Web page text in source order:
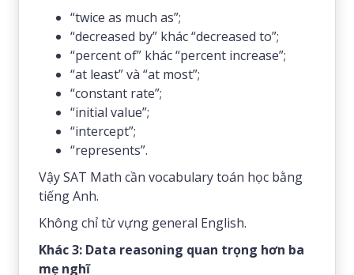
“twice as much as”;
“decreased by” khác “decreased to”;
“percent of” khác “percent increase”;
“at least” và “at most”;
“constant rate”;
“initial value”;
“intercept”;
“represents”.
Vậy SAT Math cần vocabulary toán học bằng
tiếng Anh.
Không chỉ từ vựng general English.
Khác 3: Data reasoning quan trọng hơn ba
mẹ nghĩ